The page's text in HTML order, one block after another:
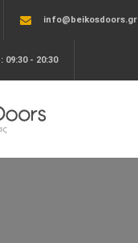
info@beikosdoors.gr
09:30 - 20:30